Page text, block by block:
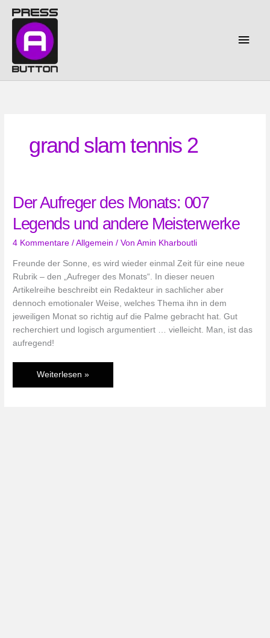
Inhalt
springen
grand slam tennis 2
Der Aufreger des Monats: 007
Legends und andere Meisterwerke
4 Kommentare /Allgemein / VonAmin Kharboutli
Freunde der Sonne, es wird wieder einmal Zeit für eine neue
Rubrik – den „Aufreger des Monats“. In dieser neuen
Artikelreihe beschreibt ein Redakteur in sachlicher aber
dennoch emotionaler Weise, welches Thema ihn in dem
jeweiligen Monat so richtig auf die Palme gebracht hat. Gut
recherchiert und logisch argumentiert … vielleicht. Man, ist das
aufregend!
Der
Aufreger
Weiterlesen »